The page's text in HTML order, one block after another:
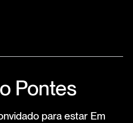
Pontes
para estar Em